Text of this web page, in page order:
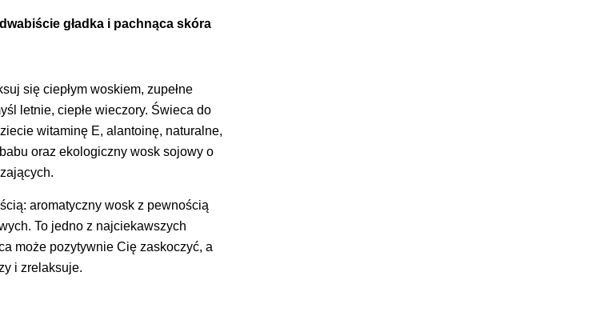
gładka i pachnąca skóra
się ciepłym woskiem, zupełne
letnie, ciepłe wieczory. Świeca do
witaminę E, alantoinę, naturalne,
oraz ekologiczny wosk sojowy o
aromatyczny wosk z pewnością
To jedno z najciekawszych
może pozytywnie Cię zaskoczyć, a
i zrelaksuje.